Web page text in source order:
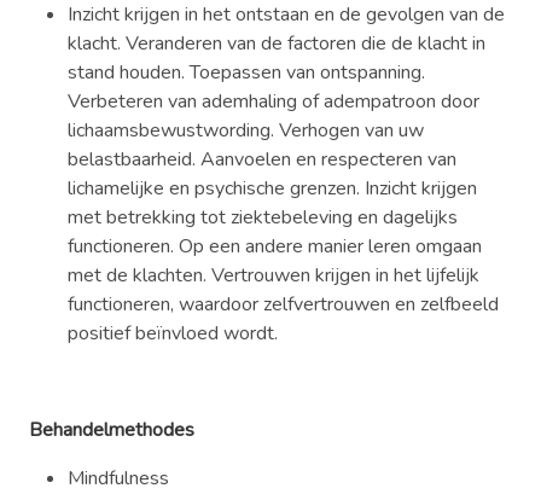
Inzicht krijgen in het ontstaan en de gevolgen van de
klacht. Veranderen van de factoren die de klacht in
stand houden. Toepassen van ontspanning.
Verbeteren van ademhaling of adempatroon door
lichaamsbewustwording. Verhogen van uw
belastbaarheid. Aanvoelen en respecteren van
lichamelijke en psychische grenzen. Inzicht krijgen
met betrekking tot ziektebeleving en dagelijks
functioneren. Op een andere manier leren omgaan
met de klachten. Vertrouwen krijgen in het lijfelijk
functioneren, waardoor zelfvertrouwen en zelfbeeld
positief beïnvloed wordt.
Behandelmethodes
Mindfulness